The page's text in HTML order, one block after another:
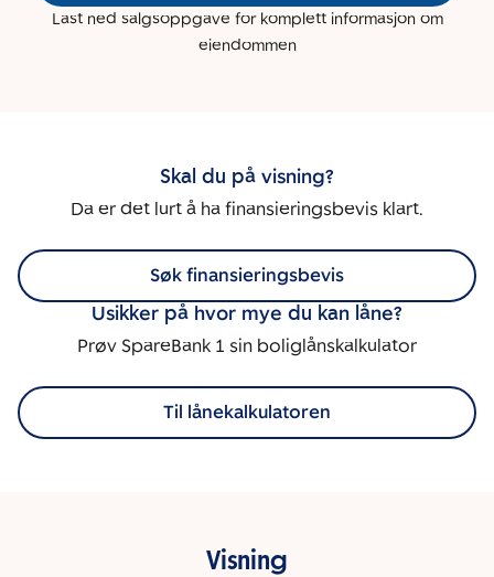
Last ned salgsoppgave for komplett informasjon om
eiendommen
Skal du på visning?
Da er det lurt å ha finansieringsbevis klart.
Søk finansieringsbevis
Usikker på hvor mye du kan låne?
Prøv SpareBank 1 sin boliglånskalkulator
Til lånekalkulatoren
Visning